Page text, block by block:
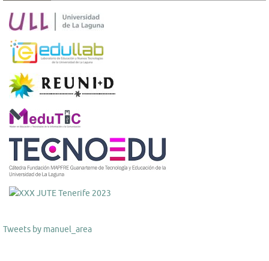
Tweets by manuel_area